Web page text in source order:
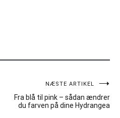
NÆSTE ARTIKEL
Fra blå til pink – sådan ændrer
du farven på dine Hydrangea